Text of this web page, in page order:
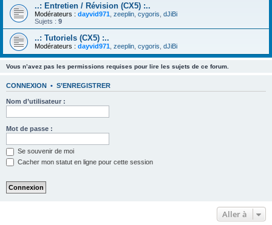
..: Entretien / Révision (CX5) :..
Modérateurs : dayvid971 zeeplin cygoris dJiBi
Sujets : 9
..: Tutoriels (CX5) :..
Modérateurs : dayvid971 zeeplin cygoris dJiBi
Vous n’avez pas les permissions requises pour lire les sujets de ce forum.
CONNEXION • S’ENREGISTRER
Nom d’utilisateur :
Mot de passe :
Se souvenir de moi
Cacher mon statut en ligne pour cette session
Aller à